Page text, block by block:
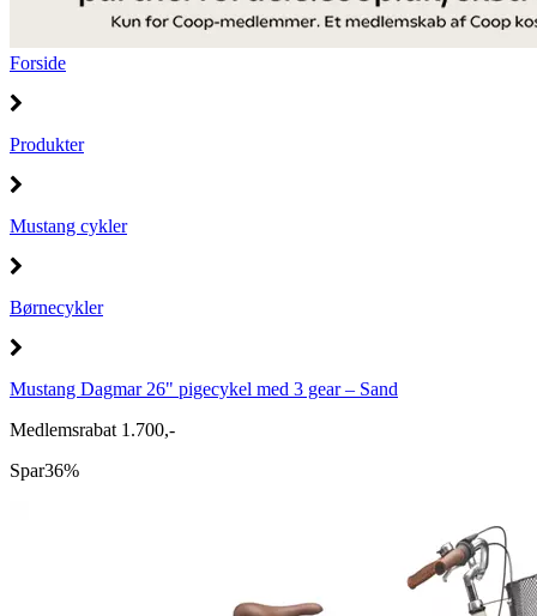
Forside
Produkter
Mustang cykler
Børnecykler
Mustang Dagmar 26" pigecykel med 3 gear – Sand
Medlemsrabat 1.700,-
Spar36%